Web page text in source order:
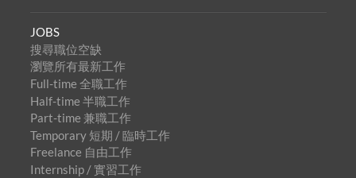
JOBS
搜尋職位空缺
瀏覽所有最新工作
Full-time 全職工作
Half-time 半職工作
Part-time 兼職工作
Temporary 短期 / 臨時工作
Freelance 自由工作
Internship / 實習工作